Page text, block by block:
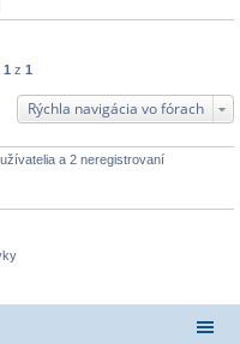
1 z 1
Rýchla navigácia vo fórach
a 2 neregistrovaní